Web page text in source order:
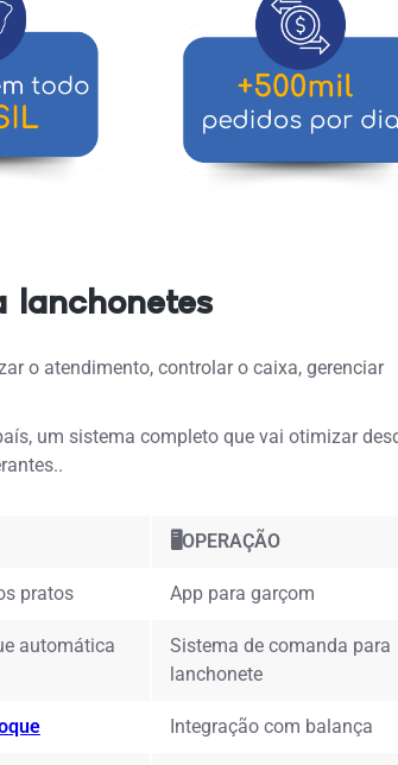
lanchonetes
o atendimento, controlar o caixa, gerenciar
um sistema completo que vai otimizar
.
🖥️OPERAÇÃO
pratos App para garçom
automática
Sistema de comanda para
lanchonete
Integração com balança